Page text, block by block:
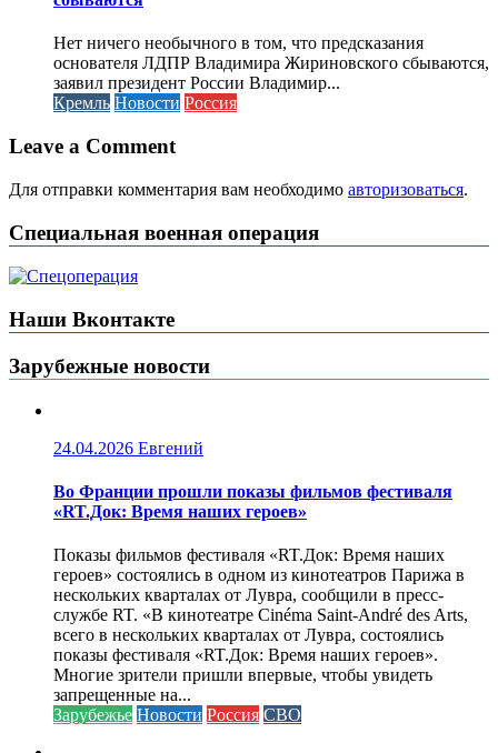
Нет ничего необычного в том, что предсказания
основателя ЛДПР Владимира Жириновского сбываются,
заявил президент России Владимир...
Кремль Новости Россия
Leave a Comment
Для отправки комментария вам необходимо авторизоваться.
Специальная военная операция
Наши Вконтакте
Зарубежные новости
24.04.2026 Евгений
Во Франции прошли показы фильмов фестиваля
«RT.Док: Время наших героев»
Показы фильмов фестиваля «RT.Док: Время наших
героев» состоялись в одном из кинотеатров Парижа в
нескольких кварталах от Лувра, сообщили в пресс-
службе RT. «В кинотеатре Cinéma Saint-André des Arts,
всего в нескольких кварталах от Лувра, состоялись
показы фестиваля «RT.Док: Время наших героев».
Многие зрители пришли впервые, чтобы увидеть
запрещенные на...
Зарубежье Новости Россия СВО